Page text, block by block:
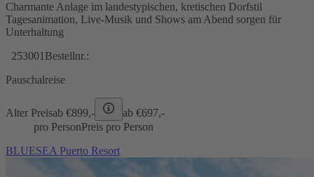
Charmante Anlage im landestypischen, kretischen Dorfstil
Tagesanimation, Live-Musik und Shows am Abend sorgen für
Unterhaltung
253001 Bestellnr.:
Pauschalreise
Alter Preisab €899,- ab €697,-
pro PersonPreis pro Person
BLUESEA Puerto Resort